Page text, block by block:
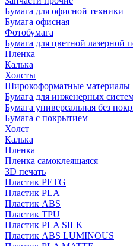
Бумага для офисной техники
Бумага офисная
Фотобумага
Бумага для цветной лазерной
Пленка
Калька
Холсты
Широкоформатные материалы
Бумага для инженерных
Бумага универсальная без
Бумага с покрытием
Холст
Калька
Пленка
Пленка самоклеящаяся
3D печать
Пластик PETG
Пластик PLA
Пластик ABS
Пластик TPU
Пластик PLA SILK
Пластик ABS LUMINOUS